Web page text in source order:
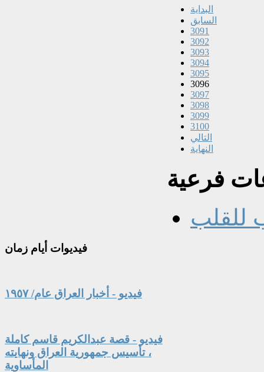
البداية
السابق
3091
3092
3093
3094
3095
3096
3097
3098
3099
3100
التالي
النهاية
فرعية
للقلب
فيديوات أيام زمان
فيديو - أخبار العراق عام/ ١٩٥٧
فيديو - قصة عبدالكريم قاسم كاملة
، تأسيس جمهورية العراق ونهايته
المأساوية